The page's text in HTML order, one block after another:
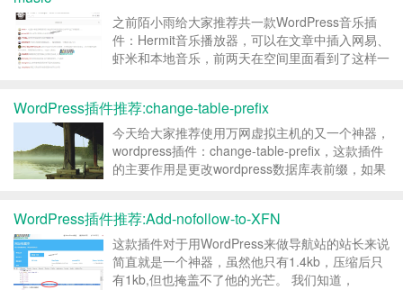
之前陌小雨给大家推荐共一款WordPress音乐插
件：Hermit音乐播放器，可以在文章中插入网易、
虾米和本地音乐，前两天在空间里面看到了这样一
后，然后其他的音乐播放器果断卸载了 今天给大
家推...
WordPress插件推荐:change-table-prefix
今天给大家推荐使用万网虚拟主机的又一个神器，
wordpress插件：change-table-prefix，这款插件
的主要作用是更改wordpress数据库表前缀，如果
机子目录绑定子域名详解 ...
WordPress插件推荐:Add-nofollow-to-XFN
这款插件对于用WordPress来做导航站的站长来说
简直就是一个神器，虽然他只有1.4kb，压缩后只
有1kb,但也掩盖不了他的光芒。 我们知道，